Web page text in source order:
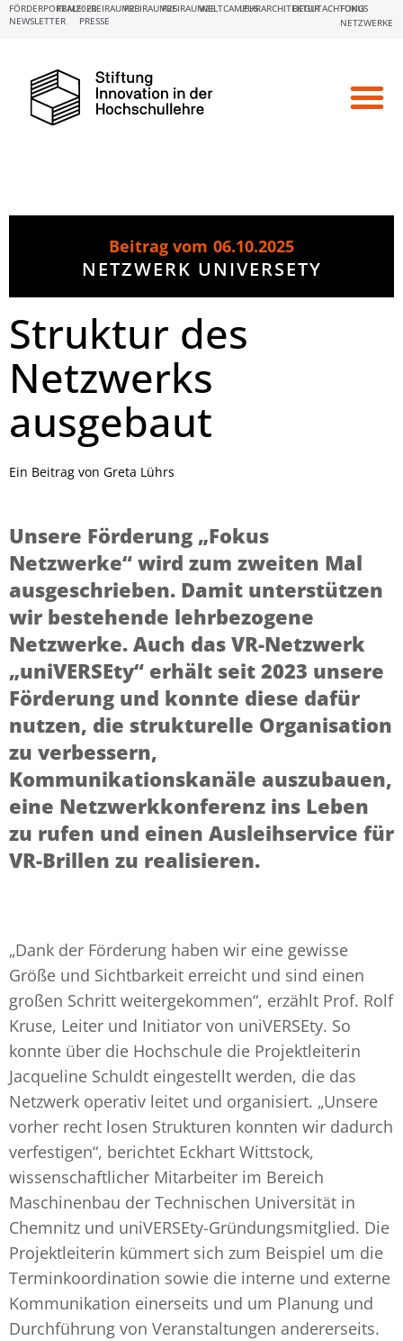
NEWSLETTER PRESSE
FÖRDERPORTALE:
FBM2020FREIRAUM23FREIRAUM25FREIRAUM26WELTCAMPUSLEHRARCHITEKTURBEGUTACHTUNG
FOKUS
NETZWERKE
Beitrag vom 06.10.2025
NETZWERK UNIVERSETY
Struktur des
Netzwerks
ausgebaut
Ein Beitrag von Greta Lührs
Unsere Förderung „Fokus
Netzwerke“ wird zum zweiten Mal
ausgeschrieben. Damit unterstützen
wir bestehende lehrbezogene
Netzwerke. Auch das VR-Netzwerk
„uniVERSEty“ erhält seit 2023 unsere
Förderung und konnte diese dafür
nutzen, die strukturelle Organisation
zu verbessern,
Kommunikationskanäle auszubauen,
eine Netzwerkkonferenz ins Leben
zu rufen und einen Ausleihservice für
VR-Brillen zu realisieren.
„Dank der Förderung haben wir eine gewisse
Größe und Sichtbarkeit erreicht und sind einen
großen Schritt weitergekommen“, erzählt Prof. Rolf
Kruse, Leiter und Initiator von uniVERSEty. So
konnte über die Hochschule die Projektleiterin
Jacqueline Schuldt eingestellt werden, die das
Netzwerk operativ leitet und organisiert. „Unsere
vorher recht losen Strukturen konnten wir dadurch
verfestigen“, berichtet Eckhart Wittstock,
wissenschaftlicher Mitarbeiter im Bereich
Maschinenbau der Technischen Universität in
Chemnitz und uniVERSEty-Gründungsmitglied. Die
Projektleiterin kümmert sich zum Beispiel um die
Terminkoordination sowie die interne und externe
Kommunikation einerseits und um Planung und
Durchführung von Veranstaltungen andererseits.